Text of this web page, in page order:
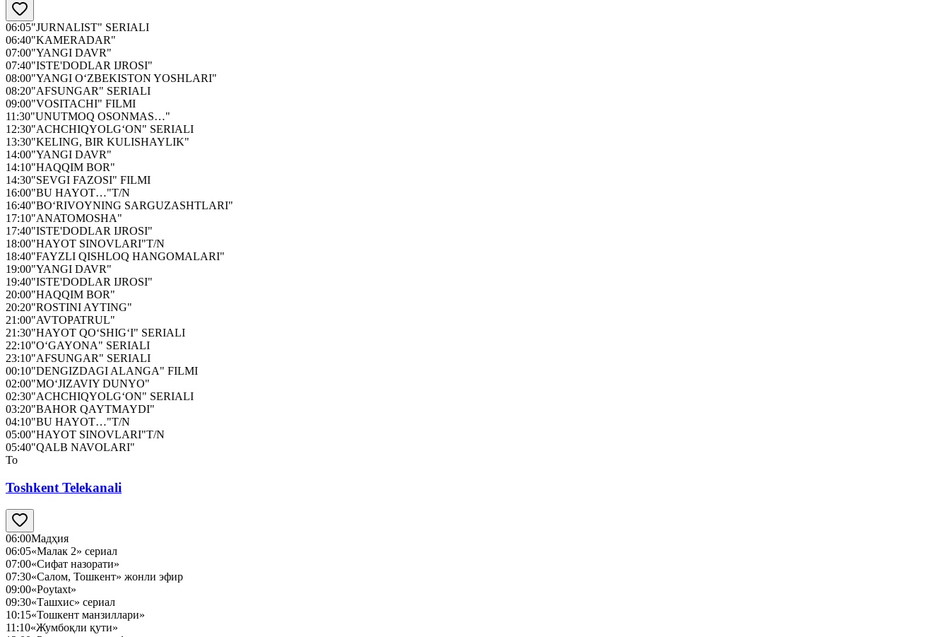
06:05"JURNALIST" SERIALI
06:40"KAMERADAR"
07:00"YANGI DAVR"
07:40"ISTE'DODLAR IJROSI"
08:00"YANGI O‘ZBEKISTON YOSHLARI"
08:20"AFSUNGAR" SERIALI
09:00"VOSITACHI" FILMI
11:30"UNUTMOQ OSONMAS…"
12:30"ACHCHIQYOLG‘ON" SERIALI
13:30"KELING, BIR KULISHAYLIK"
14:00"YANGI DAVR"
14:10"HAQQIM BOR"
14:30"SEVGI FAZOSI" FILMI
16:00"BU HAYOT…"T/N
16:40"BO‘RIVOYNING SARGUZASHTLARI"
17:10"ANATOMOSHA"
17:40"ISTE'DODLAR IJROSI"
18:00"HAYOT SINOVLARI"T/N
18:40"FAYZLI QISHLOQ HANGOMALARI"
19:00"YANGI DAVR"
19:40"ISTE'DODLAR IJROSI"
20:00"HAQQIM BOR"
20:20"ROSTINI AYTING"
21:00"AVTOPATRUL"
21:30"HAYOT QO‘SHIG‘I" SERIALI
22:10"O‘GAYONA" SERIALI
23:10"AFSUNGAR" SERIALI
00:10"DENGIZDAGI ALANGA" FILMI
02:00"MO‘JIZAVIY DUNYO"
02:30"ACHCHIQYOLG‘ON" SERIALI
03:20"BAHOR QAYTMAYDI"
04:10"BU HAYOT…"T/N
05:00"HAYOT SINOVLARI"T/N
05:40"QALB NAVOLARI"
To
Toshkent Telekanali
06:00Мадҳия
06:05«Малак 2» сериал
07:00«Сифат назорати»
07:30«Салом, Тошкент» жонли эфир
09:00«Poytaxt»
09:30«Ташхис» сериал
10:15«Тошкент манзиллари»
11:10«Жумбоқли қути»